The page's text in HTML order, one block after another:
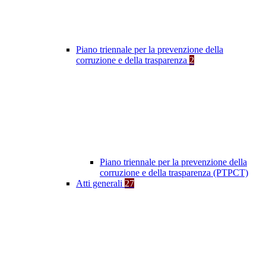
Piano triennale per la prevenzione della
corruzione e della trasparenza 2
Piano triennale per la prevenzione della
corruzione e della trasparenza (PTPCT)
Atti generali 27